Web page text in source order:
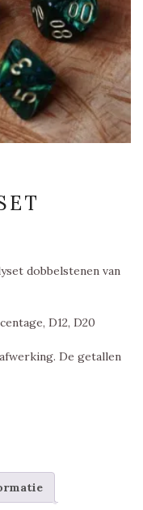
dobbelstenen van
D12, D20
De getallen